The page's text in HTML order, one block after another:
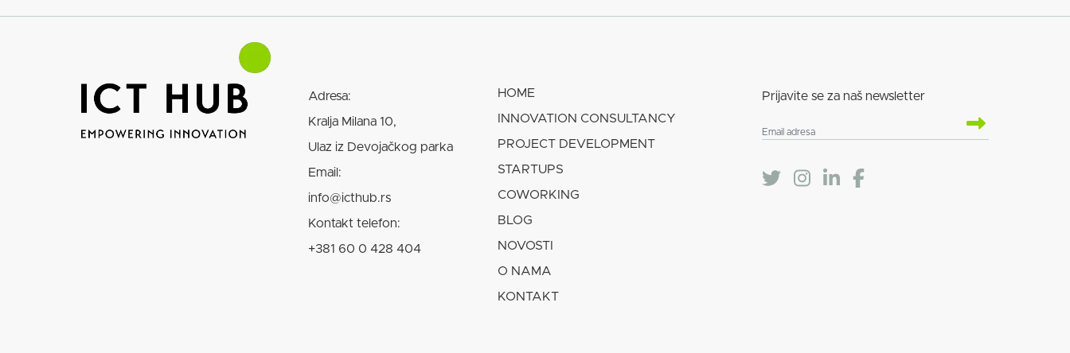
Adresa:
Kralja Milana 10,
Ulaz iz Devojačkog parka
Email:
info@icthub.rs
Kontakt telefon:
+381 60 0 428 404
HOME
INNOVATION CONSULTANCY
PROJECT DEVELOPMENT
STARTUPS
COWORKING
BLOG
NOVOSTI
O NAMA
KONTAKT
Prijavite se za naš newsletter